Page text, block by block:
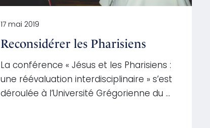
17 mai 2019
Reconsidérer les Pharisiens
La conférence « Jésus et les Pharisiens :
une réévaluation interdisciplinaire » s’est
déroulée à l’Université Grégorienne du …